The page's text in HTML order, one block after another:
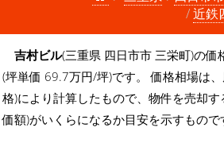
近鉄
吉村ビル(三重県 四日市市 三栄町)の価
(坪単価 69.7万円/坪)です。 価格相場は
格)により計算したもので、物件を売却
価額)がいくらになるか目安を示すもので